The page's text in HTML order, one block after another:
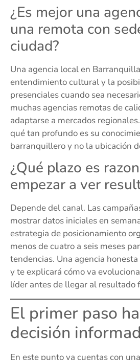
¿Es mejor una
una remota con
ciudad?
Una agencia local en
entendimiento cultural y la
presenciales cuando sea
muchas agencias remotas de
adaptarse a mercados
qué tan profundo es su
barranquillero y no la ubicación
¿Qué plazo es
empezar a ver
Depende del canal. Las
mostrar datos iniciales en
estrategia de posicionamiento
menos de cuatro a seis meses
tendencias. Una agencia
y te explicará cómo va
líder antes de llegar al resultado
El primer paso
decisión
En este punto ya cuentas con